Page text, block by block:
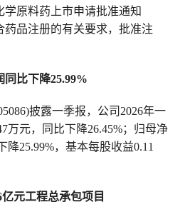
原料药上市申请批准通知
药品注册的有关要求，批准注
比下降25.99%
披露一季报，公司2026年一
万元，同比下降26.45%；归母净
降25.99%，基本每股收益0.11
元工程总承包项目